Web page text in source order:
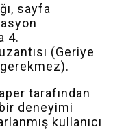
sayfa
4.
(Geriye
tarafından
deneyimi
kullanıcı